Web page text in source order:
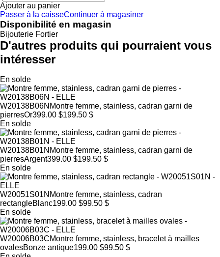
Ajouter au panier
Passer à la caisseContinuer à magasiner
Disponibilité en magasin
Bijouterie Fortier
D'autres produits qui pourraient vous
intéresser
En solde
W20138B06N Montre femme, stainless, cadran garni de
pierresOr399.00 $199.50 $
En solde
W20138B01N Montre femme, stainless, cadran garni de
pierresArgent399.00 $199.50 $
En solde
W20051S01N Montre femme, stainless, cadran
rectangleBlanc199.00 $99.50 $
En solde
W20006B03CMontre femme, stainless, bracelet à mailles
ovalesBonze antique199.00 $99.50 $